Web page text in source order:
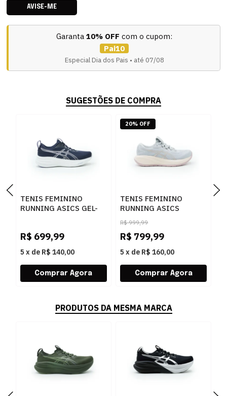
AVISE-ME
Garanta 10% OFF com o cupom:
Pai10
Especial Dia dos Pais • até 07/08
SUGESTÕES DE COMPRA
TENIS FEMININO
RUNNING ASICS GEL-
R$ 699,99
5 x de R$ 140,00
TENIS FEMININO
RUNNING ASICS
CUMULUS 28
1012B916.020 020
R$ 999,99
R$ 799,99
5 x de R$ 160,00
20% OFF
PRODUTOS DA MESMA MARCA